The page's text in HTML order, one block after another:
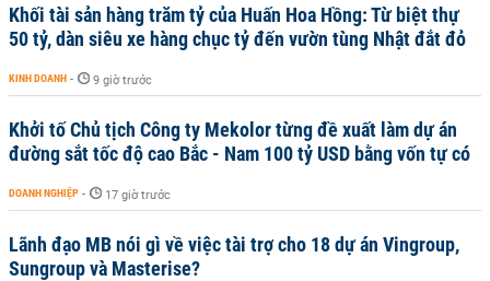
Khối tài sản hàng trăm tỷ của Huấn Hoa Hồng: Từ biệt thự
50 tỷ, dàn siêu xe hàng chục tỷ đến vườn tùng Nhật đắt đỏ
KINH DOANH - 9 giờ trước
Khởi tố Chủ tịch Công ty Mekolor từng đề xuất làm dự án
đường sắt tốc độ cao Bắc - Nam 100 tỷ USD bằng vốn tự có
DOANH NGHIỆP - 17 giờ trước
Lãnh đạo MB nói gì về việc tài trợ cho 18 dự án Vingroup,
Sungroup và Masterise?